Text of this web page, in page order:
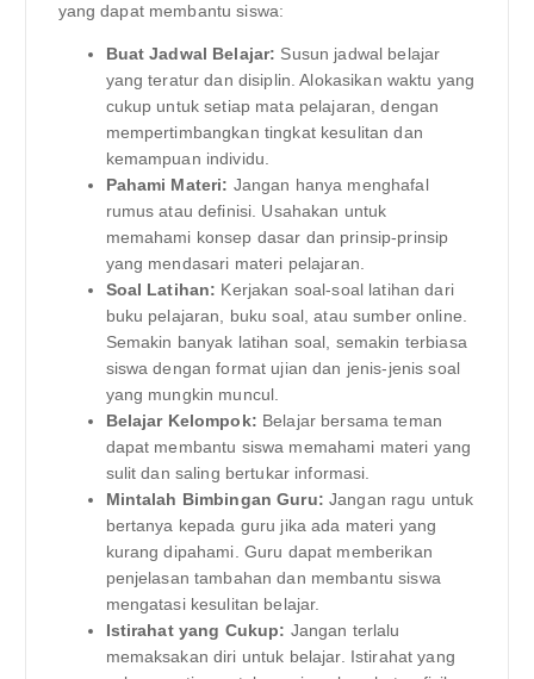
yang dapat membantu siswa:
Buat Jadwal Belajar: Susun jadwal belajar
yang teratur dan disiplin. Alokasikan waktu yang
cukup untuk setiap mata pelajaran, dengan
mempertimbangkan tingkat kesulitan dan
kemampuan individu.
Pahami Materi: Jangan hanya menghafal
rumus atau definisi. Usahakan untuk
memahami konsep dasar dan prinsip-prinsip
yang mendasari materi pelajaran.
Soal Latihan: Kerjakan soal-soal latihan dari
buku pelajaran, buku soal, atau sumber online.
Semakin banyak latihan soal, semakin terbiasa
siswa dengan format ujian dan jenis-jenis soal
yang mungkin muncul.
Belajar Kelompok: Belajar bersama teman
dapat membantu siswa memahami materi yang
sulit dan saling bertukar informasi.
Mintalah Bimbingan Guru: Jangan ragu untuk
bertanya kepada guru jika ada materi yang
kurang dipahami. Guru dapat memberikan
penjelasan tambahan dan membantu siswa
mengatasi kesulitan belajar.
Istirahat yang Cukup: Jangan terlalu
memaksakan diri untuk belajar. Istirahat yang